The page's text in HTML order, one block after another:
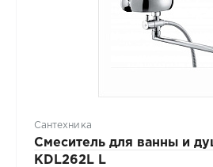
Сантехника
Смеситель для ванны и
KDL262L L